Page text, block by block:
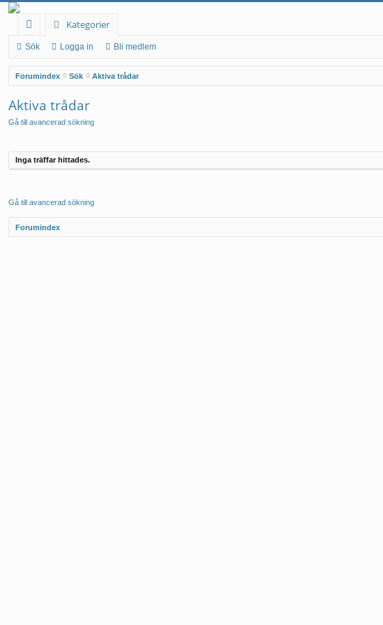
na
b
bl
än
r
Kategorier
Sök Logga in Bli medlem
Forumindex Sök Aktiva trådar
Aktiva trådar
Gå till avancerad sökning
Inga träffar hittades.
Gå till avancerad sökning
Forumindex